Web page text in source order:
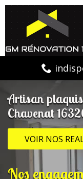
Artisan
Chavenat
VOIR NOS
Nos